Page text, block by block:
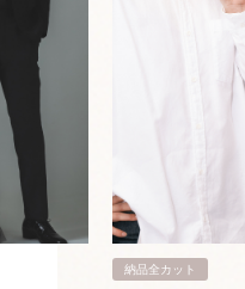
納品全カット